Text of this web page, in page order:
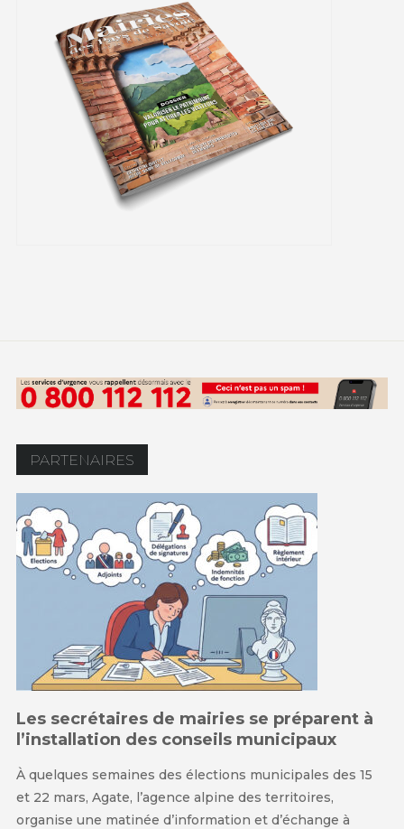
PARTENAIRES
Les secrétaires de mairies se préparent à
l’installation des conseils municipaux
À quelques semaines des élections municipales des 15
et 22 mars, Agate, l’agence alpine des territoires,
organise une matinée d’information et d’échange à